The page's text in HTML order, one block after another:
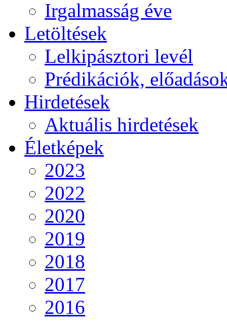
Irgalmasság éve
Letöltések
Lelkipásztori levél
Prédikációk,
Hirdetések
Aktuális hirdetések
Életképek
2023
2022
2020
2019
2018
2017
2016